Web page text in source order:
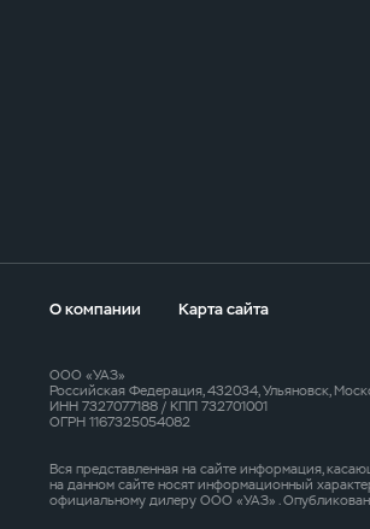
О компании Карта сайта
ООО «УАЗ»
Российская Федерация, 432034, Ульяновск,
ИНН 7327077188 / КПП 732701001
ОГРН 1167325054082
Вся представленная на сайте информация,
на данном сайте носят информационный
официальному дилеру ООО «УАЗ» .